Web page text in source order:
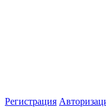
Регистрация